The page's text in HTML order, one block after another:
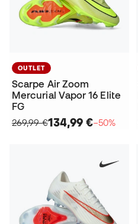
OUTLET
Scarpe Air Zoom
Mercurial Vapor 16 Elite
FG
269,99 €134,99 €−50%